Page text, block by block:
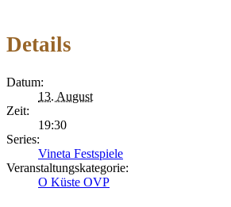
Details
Datum:
13. August
Zeit:
19:30
Series:
Vineta Festspiele
Veranstaltungskategorie:
O Küste OVP